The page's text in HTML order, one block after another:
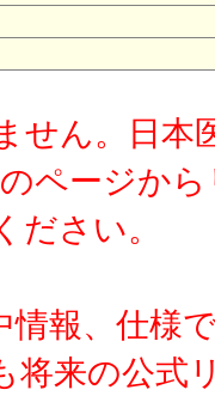
ん。日本
ページから
さい。
報、仕様
来の公式